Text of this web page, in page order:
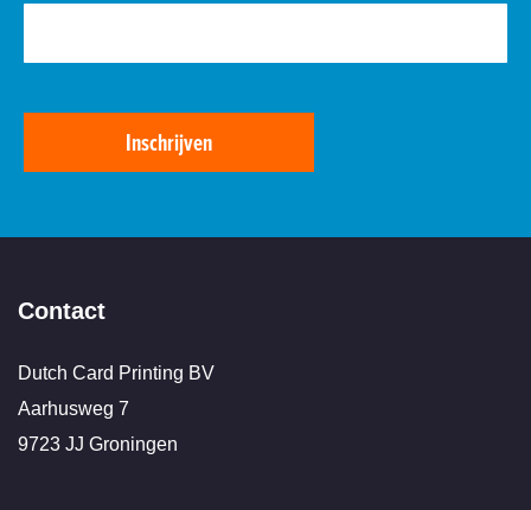
Inschrijven
Contact
Dutch Card Printing BV
Aarhusweg 7
9723 JJ Groningen